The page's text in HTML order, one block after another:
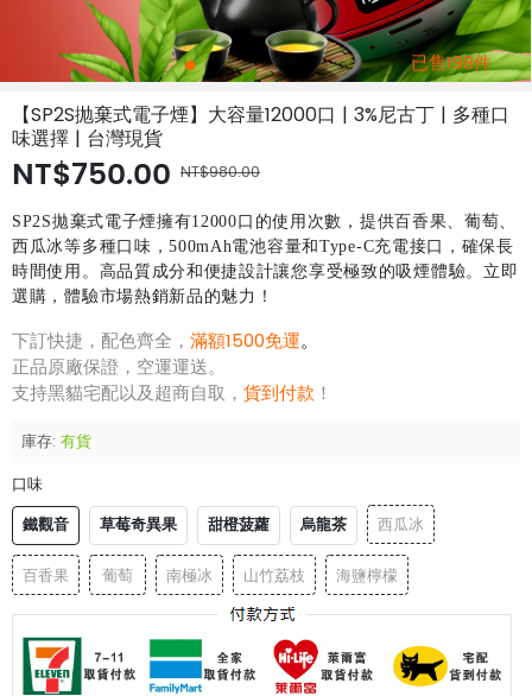
已售198件
【SP2S抛棄式電子煙】大容量12000口 | 3%尼古丁 | 多種口
味選擇 | 台灣現貨
NT$750.00 NT$980.00
SP2S拋棄式電子煙擁有12000口的使用次數，提供百香果、葡萄、
西瓜冰等多種口味，500mAh電池容量和Type-C充電接口，確保長
時間使用。高品質成分和便捷設計讓您享受極致的吸煙體驗。立即
選購，體驗市場熱銷新品的魅力！
下訂快捷，配色齊全， 滿額1500免運。
正品原廠保證，空運運送。
支持黑貓宅配以及超商自取， 貨到付款 ！
庫存: 有貨
口味
鐵觀音 草莓奇異果 甜橙菠蘿 烏龍茶 西瓜冰
百香果 葡萄 南極冰 山竹荔枝 海鹽檸檬